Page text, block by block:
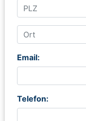
Email:
Telefon: